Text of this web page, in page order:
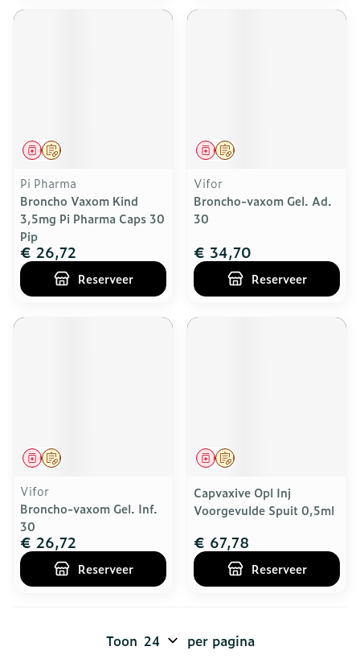
Op voorschrift
Geneesmiddel
Pi Pharma
Broncho Vaxom Kind
3,5mg Pi Pharma Caps 30
Pip
€ 26,72
Reserveer
Op voorschrift
Geneesmiddel
Vifor
Broncho-vaxom Gel. Ad.
30
€ 34,70
Reserveer
Op voorschrift
Geneesmiddel
Vifor
Broncho-vaxom Gel. Inf.
30
€ 26,72
Reserveer
Op voorschrift
Geneesmiddel
Capvaxive Opl Inj
Voorgevulde Spuit 0,5ml
€ 67,78
Reserveer
Toon per pagina